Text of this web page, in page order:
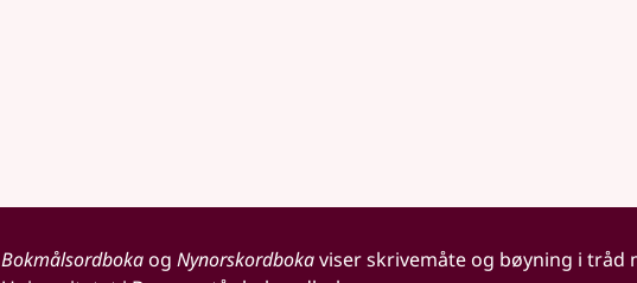
Bokmålsordbokaog Nynorskordbokaviser skrivemåte og bøyning i tråd